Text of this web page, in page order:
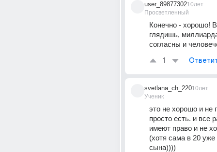
user_89877302
Просветленный
10лет
Конечно - хорошо!
глядишь,
согласны и
1
svetlana_ch_220
Ученик
10лет
это не хорошо и не
просто есть. и все
имеют право и не
(хотя сама в 20 уже
сына))))